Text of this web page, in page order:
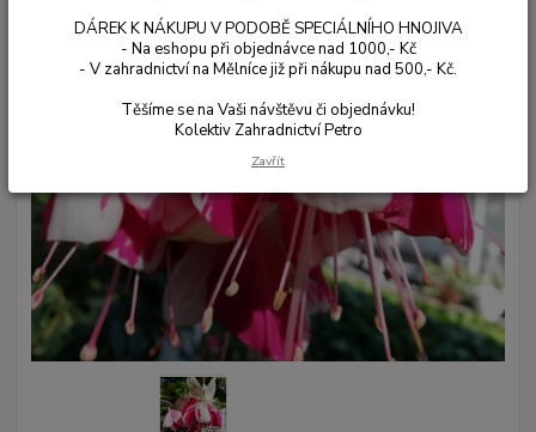
DÁREK K NÁKUPU V PODOBĚ SPECIÁLNÍHO HNOJIVA
- Na eshopu při objednávce nad 1000,- Kč
- V zahradnictví na Mělníce již při nákupu nad 500,- Kč.
Těšíme se na Vaši návštěvu či objednávku!
Kolektiv Zahradnictví Petro
Zavřít